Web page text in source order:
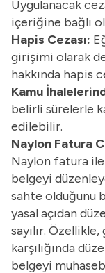
Uygulanacak
içeriğine bağlı
Hapis Cezası:
girişimi olarak
hakkında hapis
Kamu
belirli sürelerle
edilebilir.
Naylon Fatura
Naylon fatura
belgeyi
sahte olduğunu
yasal açıdan
sayılır.
karşılığında
belgeyi